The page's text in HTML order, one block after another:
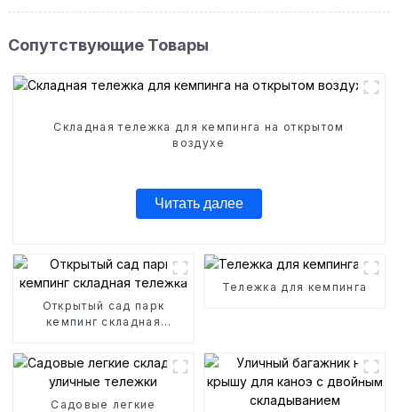
Сопутствующие Товары
Складная тележка для кемпинга на открытом
воздухе
Читать далее
Открытый сад парк
кемпинг складная
Тележка для кемпинга
Садовые легкие